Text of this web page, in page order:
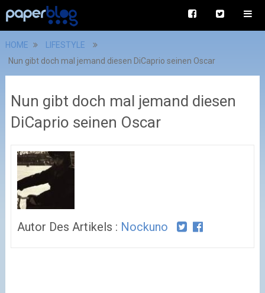
HOME
LIFESTYLE
Nun gibt doch mal jemand diesen DiCaprio seinen Oscar
Nun gibt doch mal jemand diesen
DiCaprio seinen Oscar
Autor Des Artikels : Nockuno